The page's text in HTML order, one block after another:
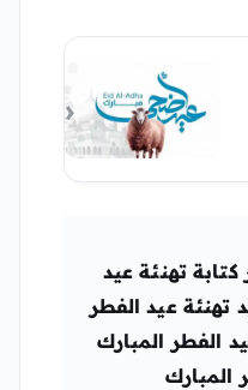
تهنئة عيد
تهنئة عيد الفطر
الفطر المبارك
المبارك